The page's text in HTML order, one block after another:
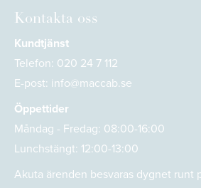
Kontakta oss
Kundtjänst
Telefon: 020 24 7 112
E-post: info@maccab.se
Öppettider
Måndag - Fredag: 08:00-16:00
Lunchstängt: 12:00-13:00
Akuta ärenden besvaras dygnet runt